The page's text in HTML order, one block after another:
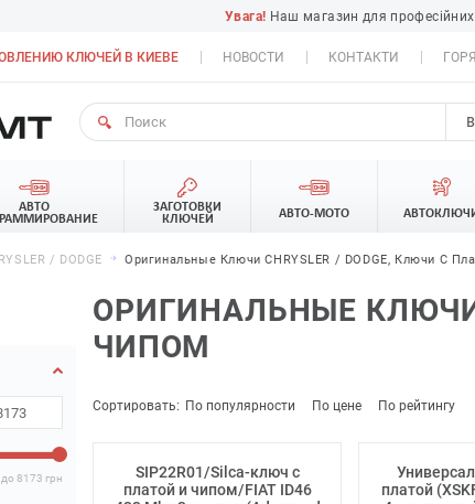
Увага! Наш магазин для
КЛЮЧЕЙ В КИЕВЕ НОВОСТИ КОНТАКТИ
АВТО
ЗАГОТОВКИ
КЛЮЧЕЙ
АВТО-МОТО
/ DODGE Оригинальные Ключи CHRYSLER / DODGE, Ключи С
до 8173 грн
ОРИГИНАЛЬНЫЕ КЛЮЧИ
ЧИПОМ
Сортировать: По популярности По цене По рейтингу
SIP22R01/Silca-ключ с
платой и чипом/FIAT ID46
платой